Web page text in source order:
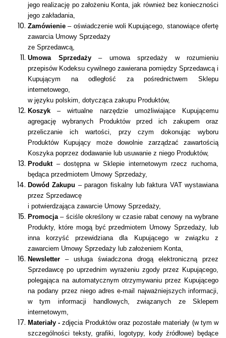
jego realizację po założeniu Konta, jak również bez konieczności
jego zakładania,
Zamówienie – oświadczenie woli Kupującego, stanowiące ofertę
zawarcia Umowy Sprzedaży
ze Sprzedawcą,
Umowa Sprzedaży– umowa sprzedaży w rozumieniu
przepisów Kodeksu cywilnego zawierana pomiędzy Sprzedawcą i
Kupującym na odległość za pośrednictwem Sklepu
internetowego,
w języku polskim, dotycząca zakupu Produktów,
Koszyk – wirtualne narzędzie umożliwiające Kupującemu
agregację wybranych Produktów przed ich zakupem oraz
przeliczanie ich wartości, przy czym dokonując wyboru
Produktów Kupujący może dowolnie zarządzać zawartością
Koszyka poprzez dodawanie lub usuwanie z niego Produktów,
Produkt – dostępna w Sklepie internetowym rzecz ruchoma,
będąca przedmiotem Umowy Sprzedaży,
Dowód Zakupu – paragon fiskalny lub faktura VAT wystawiana
przez Sprzedawcę
i potwierdzająca zawarcie Umowy Sprzedaży,
Promocja– ściśle określony w czasie rabat cenowy na wybrane
Produkty, które mogą być przedmiotem Umowy Sprzedaży, lub
inna korzyść przewidziana dla Kupującego w związku z
zawarciem Umowy Sprzedaży lub założeniem Konta,
Newsletter – usługa świadczona drogą elektroniczną przez
Sprzedawcę po uprzednim wyrażeniu zgody przez Kupującego,
polegająca na automatycznym otrzymywaniu przez Kupującego
na podany przez niego adres e-mail najważniejszych informacji,
w tym informacji handlowych, związanych ze Sklepem
internetowym,
Materiały-zdjęcia Produktów oraz pozostałe materiały (w tym w
szczególności teksty, grafiki, logotypy, kody źródłowe) będące